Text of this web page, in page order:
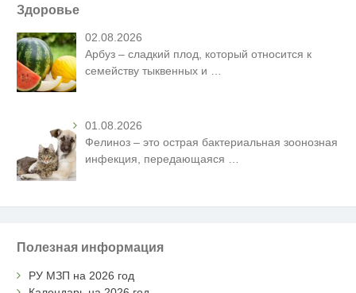
Здоровье
02.08.2026
Арбуз – сладкий плод, который относится к
семейству тыквенных и
01.08.2026
Фелиноз – это острая бактериальная зоонозная
инфекция, передающаяся …
Полезная информация
РУ МЗП на 2026 год